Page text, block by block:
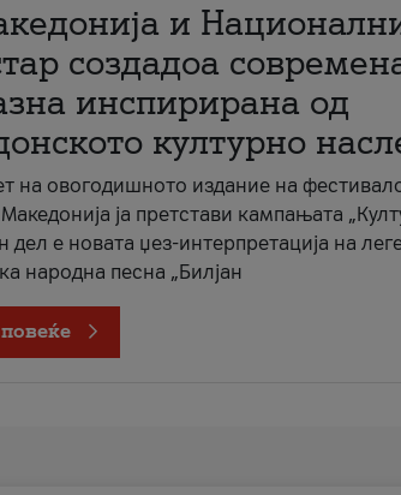
и
создадоа
инспирирана од
културно
на овогодишното издание на
ја претстави кампањата
дел е новата џез-интерпретација на
народна песна „Билјан